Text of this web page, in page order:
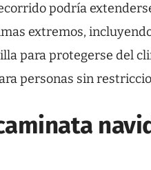
podría
extremos,
para protegerse del
personas sin